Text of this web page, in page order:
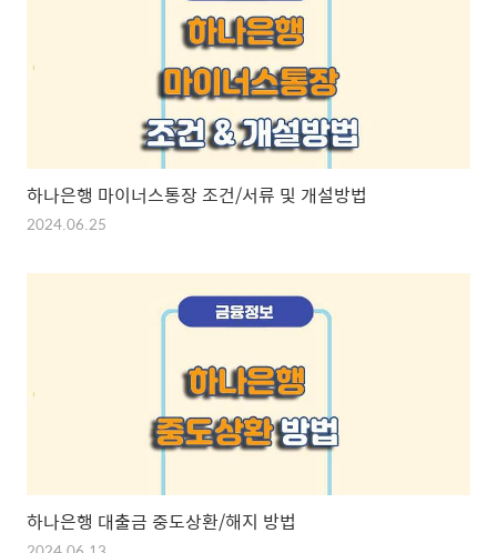
하나은행 마이너스통장 조건/서류 및 개설방법
2024.06.25
하나은행 대출금 중도상환/해지 방법